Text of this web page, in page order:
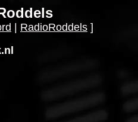
RadioRoddels ]